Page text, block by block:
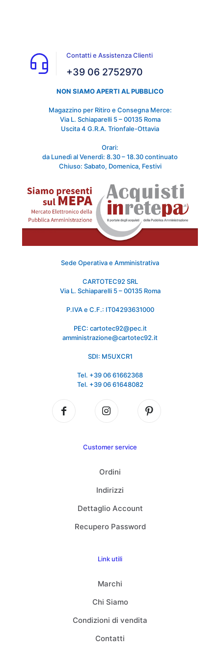
Contatti e Assistenza Clienti
+39 06 2752970
NON SIAMO APERTI AL PUBBLICO
Magazzino per Ritiro e Consegna Merce:
Via L. Schiaparelli 5 – 00135 Roma
Uscita 4 G.R.A. Trionfale-Ottavia
Orari:
da Lunedì al Venerdì: 8.30 – 18.30 continuato
Chiuso: Sabato, Domenica, Festivi
Sede Operativa e Amministrativa
CARTOTEC92 SRL
Via L. Schiaparelli 5 – 00135 Roma
P.IVA e C.F.: IT04293631000
PEC: cartotec92@pec.it
amministrazione@cartotec92.it
SDI: M5UXCR1
Tel. +39 06 61662368
Tel. +39 06 61648082
Customer service
Ordini
Indirizzi
Dettaglio Account
Recupero Password
Link utili
Marchi
Chi Siamo
Condizioni di vendita
Contatti